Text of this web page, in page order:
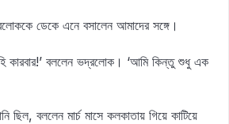
ডেকে এনে বসালেন আমাদের সঙ্গে।
কারবার!’ বললেন ভদ্রলোক। ‘আমি কিন্তু শুধু এক
ছিল, বললেন মার্চ মাসে কলকাতায় গিয়ে কাটিয়ে